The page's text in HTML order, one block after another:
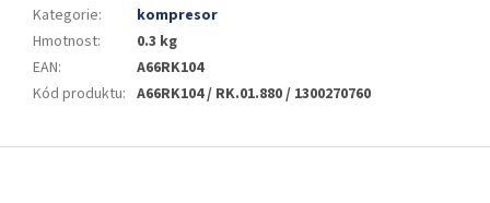
Kategorie:
kompresor
Hmotnost:
0.3 kg
EAN:
A66RK104
Kód produktu: A66RK104 / RK.01.880 / 1300270760